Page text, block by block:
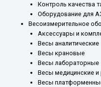
Контроль качества
Оборудование для
Весоизмерительное
Аксессуары и
Весы аналитические
Весы крановые
Весы лабораторные
Весы медицинские
Весы